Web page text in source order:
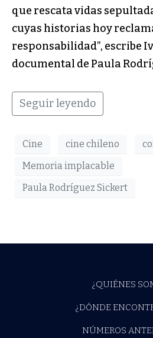
que rescata vidas
cuyas historias hoy
responsabilidad”, escribe
documental de Paula
Seguir leyendo
Cine cine chileno
Memoria implacable
Paula Rodríguez Sickert
¿QUIÉNES
¿DÓNDE
NÚMEROS